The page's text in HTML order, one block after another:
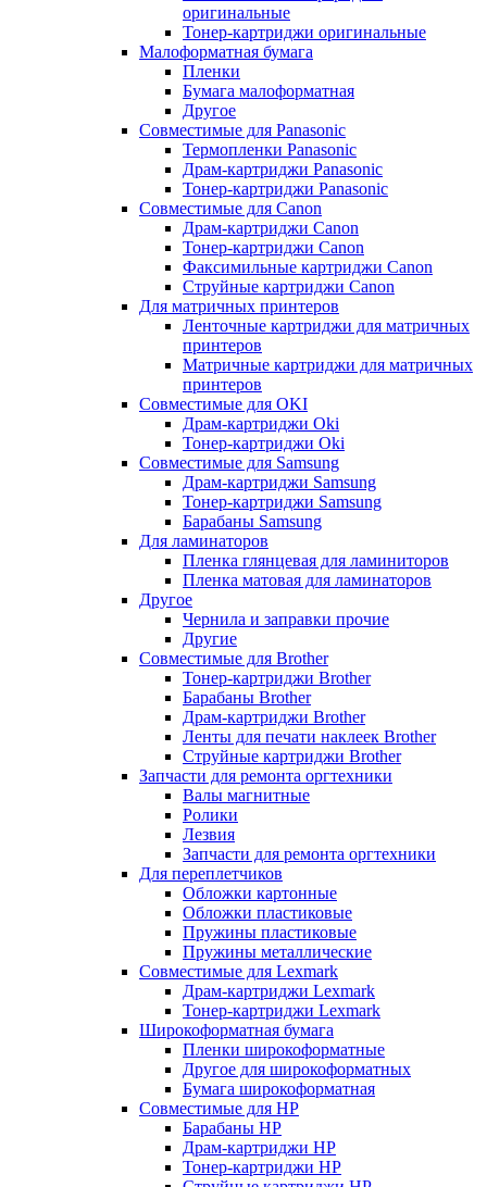
оригинальные
Тонер-картриджи оригинальные
Малоформатная бумага
Пленки
Бумага малоформатная
Другое
Совместимые для Panasonic
Термопленки Panasonic
Драм-картриджи Panasonic
Тонер-картриджи Panasonic
Совместимые для Canon
Драм-картриджи Canon
Тонер-картриджи Canon
Факсимильные картриджи Canon
Струйные картриджи Canon
Для матричных принтеров
Ленточные картриджи для матричных
принтеров
Матричные картриджи для матричных
принтеров
Совместимые для OKI
Драм-картриджи Oki
Тонер-картриджи Oki
Совместимые для Samsung
Драм-картриджи Samsung
Тонер-картриджи Samsung
Барабаны Samsung
Для ламинаторов
Пленка глянцевая для ламиниторов
Пленка матовая для ламинаторов
Другое
Чернила и заправки прочие
Другие
Совместимые для Brother
Тонер-картриджи Brother
Барабаны Brother
Драм-картриджи Brother
Ленты для печати наклеек Brother
Струйные картриджи Brother
Запчасти для ремонта оргтехники
Валы магнитные
Ролики
Лезвия
Запчасти для ремонта оргтехники
Для переплетчиков
Обложки картонные
Обложки пластиковые
Пружины пластиковые
Пружины металлические
Совместимые для Lexmark
Драм-картриджи Lexmark
Тонер-картриджи Lexmark
Широкоформатная бумага
Пленки широкоформатные
Другое для широкоформатных
Бумага широкоформатная
Совместимые для HP
Барабаны HP
Драм-картриджи HP
Тонер-картриджи HP